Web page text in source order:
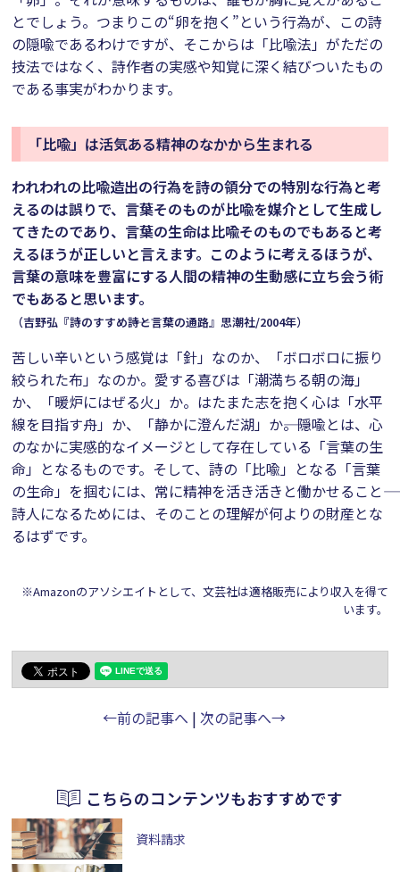
とでしょう。つまりこの“卵を抱く”という行為が、この詩
の隠喩であるわけですが、そこからは「比喩法」がただの
技法ではなく、詩作者の実感や知覚に深く結びついたもの
である事実がわかります。
「比喩」は活気ある精神のなかから生まれる
われわれの比喩造出の行為を詩の領分での特別な行為と考
えるのは誤りで、言葉そのものが比喩を媒介として生成し
てきたのであり、言葉の生命は比喩そのものでもあると考
えるほうが正しいと言えます。このように考えるほうが、
言葉の意味を豊富にする人間の精神の生動感に立ち会う術
でもあると思います。
（吉野弘『詩のすすめ――詩と言葉の通路』思潮社/2004年）
苦しい辛いという感覚は「針」なのか、「ボロボロに振り
絞られた布」なのか。愛する喜びは「潮満ちる朝の海」
か、「暖炉にはぜる火」か。はたまた志を抱く心は「水平
線を目指す舟」か、「静かに澄んだ湖」か――。隠喩とは、心
のなかに実感的なイメージとして存在している「言葉の生
命」となるものです。そして、詩の「比喩」となる「言葉
の生命」を掴むには、常に精神を活き活きと働かせること――
詩人になるためには、そのことの理解が何よりの財産とな
るはずです。
※Amazonのアソシエイトとして、文芸社は適格販売により収入を得て
います。
←前の記事へ | 次の記事へ→
こちらのコンテンツもおすすめです
資料請求